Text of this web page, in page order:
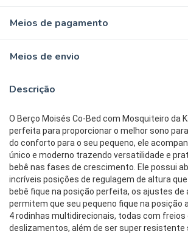
Meios de pagamento
Meios de envio
Descrição
O Berço Moisés Co-Bed com Mosquiteiro da
perfeita para proporcionar o melhor sono
do conforto para o seu pequeno, ele
único e moderno trazendo versatilidade e
bebê nas fases de crescimento. Ele possui
incríveis posições de regulagem de altura
bebê fique na posição perfeita, os ajustes
permitem que seu pequeno fique na posição
4 rodinhas multidirecionais, todas com
deslizamentos, além de ser super resistente